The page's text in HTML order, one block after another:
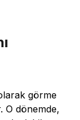
görme
O dönemde,